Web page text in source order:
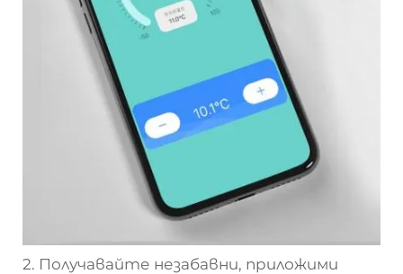
2. Получавайте незабавни, приложими